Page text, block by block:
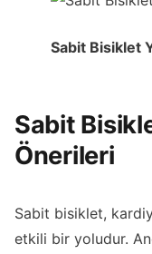
Sabit Bisiklet
Sabit
Önerileri
Sabit bisiklet,
etkili bir yoludur.